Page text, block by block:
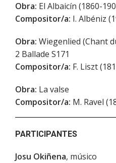
Obra: El Albaicín (1860-
Compositor/a: I. Albéniz
Obra: Wiegenlied (Chant
2 Ballade S171
Compositor/a: F. Liszt
Obra: La valse
Compositor/a: M. Ravel
PARTICIPANTES
Josu Okiñena, músico